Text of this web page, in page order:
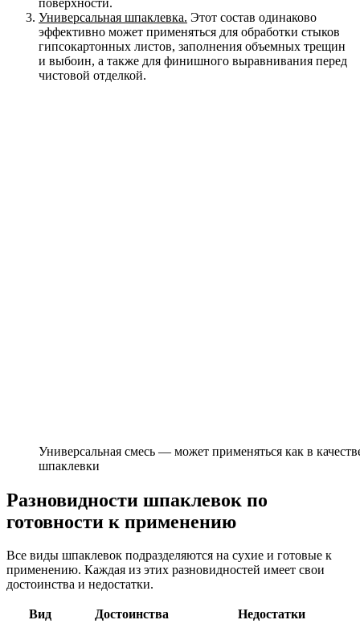
Универсальная шпаклевка. Этот состав одинаково
эффективно может применяться для обработки стыков
гипсокартонных листов, заполнения объемных трещин
и выбоин, а также для финишного выравнивания перед
чистовой отделкой.
Универсальная смесь — может применяться как в
шпаклевки
Разновидности шпаклевок по
готовности к применению
Все виды шпаклевок подразделяются на сухие и готовые к
применению. Каждая из этих разновидностей имеет свои
достоинства и недостатки.
Вид Достоинства Недостатки